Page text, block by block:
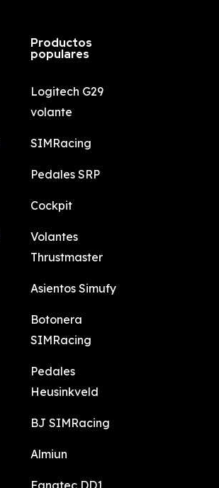
Productos
populares
Logitech G29
volante
SIMRacing
Pedales SRP
Cockpit
Volantes
Thrustmaster
Asientos Simufy
Botonera
SIMRacing
Pedales
Heusinkveld
BJ SIMRacing
Almiun
Fanatec DD1